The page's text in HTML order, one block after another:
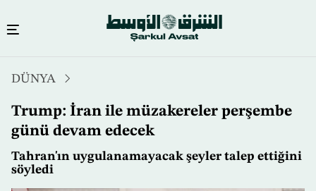
içeriğe
atla
DÜNYA
Trump: İran ile müzakereler perşembe
günü devam edecek
Tahran'ın uygulanamayacak şeyler talep ettiğini
söyledi